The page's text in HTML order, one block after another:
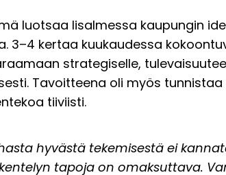
luotsaa Iisalmessa kaupungin
3–4 kertaa kuukaudessa
strategiselle,
Tavoitteena oli myös
tiiviisti.
hyvästä tekemisestä ei
tapoja on omaksuttava.